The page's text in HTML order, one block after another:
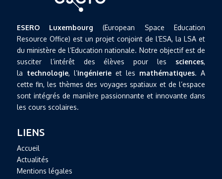
ESERO Luxembourg (European Space Education
Resource Office) est un projet conjoint de l’ESA, la LSA et
du ministère de l’Education nationale. Notre objectif est de
susciter l’intérêt des élèves pour les sciences,
la technologie, l’ingénierieet les mathématiques. A
cette fin, les thèmes des voyages spatiaux et de l’espace
sont intégrés de manière passionnante et innovante dans
les cours scolaires.
LIENS
Accueil
Actualités
Mentions légales